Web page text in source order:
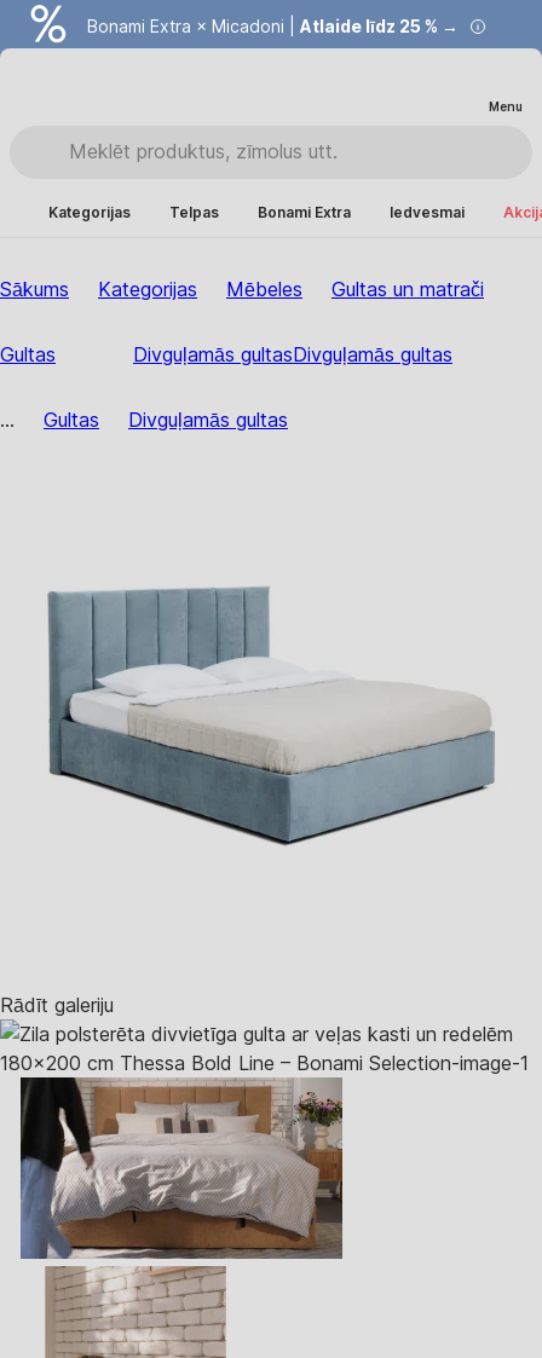
Bonami Extra × Micadoni | Atlaide līdz 25 % →
Menu
Kategorijas Telpas Bonami Extra Iedvesmai
Sākums Kategorijas Mēbeles Gultas un matrači
Gultas Divguļamās gultasDivguļamās gultas
... Gultas Divguļamās gultas
Rādīt galeriju